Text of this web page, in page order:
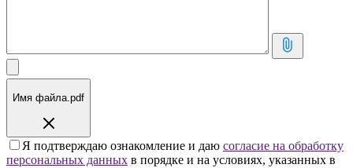
Имя файла.pdf
Я подтверждаю ознакомление и даю согласие на обработку
персональных данных в порядке и на условиях, указанных в